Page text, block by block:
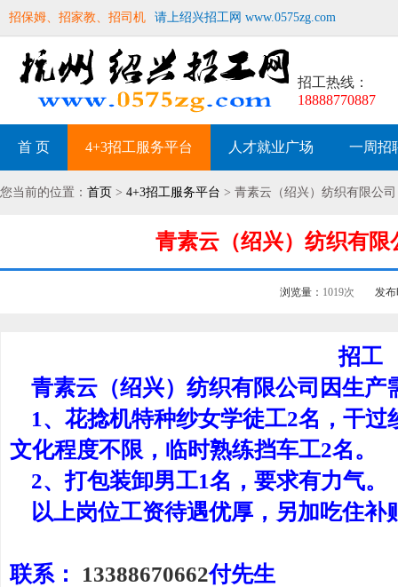
招保姆、招家教、招司机 请上绍兴招工网 www.0575zg.com
招工热线：
18888770887
首 页 4+3招工服务平台 人才就业广场 一周招
您当前的位置： 首页 > 4+3招工服务平台 > 青素云（绍兴）纺织有限公
青素云（绍兴）纺织有
浏览量： 1019次 发
招工
青素云（绍兴）纺织有限公司因生产
1、花捻机特种纱女学徒工2名，干过
文化程度不限，临时熟练挡车工2名。
2、打包装卸男工1名，要求有力气。
以上岗位工资待遇优厚，另加吃住补
联系： 13388670662付先生